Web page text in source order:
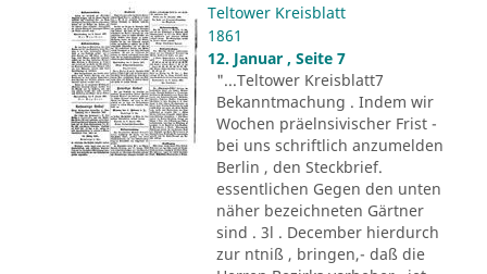
Teltower Kreisblatt
1861
12. Januar , Seite 7
"...Teltower Kreisblatt7
Bekanntmachung . Indem wir
Wochen präelnsivischer Frist -
bei uns schriftlich anzumelden
Berlin , den Steckbrief.
essentlichen Gegen den unten
näher bezeichneten Gärtner
sind . 3l . December hierdurch
zur ntniß , bringen,- daß die